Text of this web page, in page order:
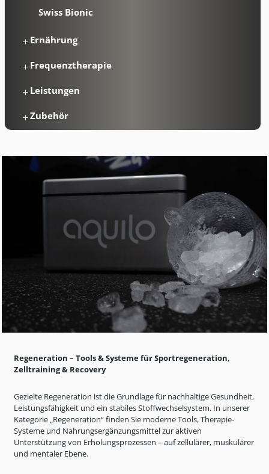
Swiss Bionic
Ernährung
Frequenztherapie
Leistungen
Zubehör
Regeneration – Tools & Systeme für Sportregeneration,
Zelltraining & Recovery
Gezielte Regeneration ist die Grundlage für nachhaltige Gesundheit,
Leistungsfähigkeit und ein stabiles Stoffwechselsystem. In unserer
Kategorie „Regeneration“ finden Sie moderne Tools, Therapie-
Systeme und Nahrungsergänzungsmittel zur aktiven
Unterstützung von Erholungsprozessen – auf zellulärer, muskulärer
und mentaler Ebene.